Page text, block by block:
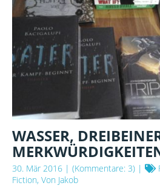
WASSER,
30. Mär 2016 | (Kommentare: 3) |
Fiction, Von Jakob